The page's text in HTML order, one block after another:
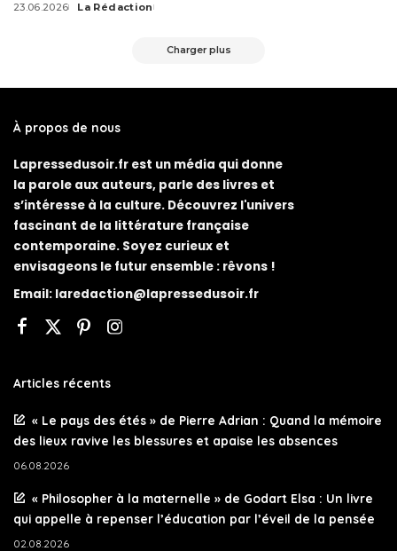
23.06.2026
Posted
La Rédaction
Charger plus
À propos de nous
Lapressedusoir.fr est un média qui donne
la parole aux auteurs, parle des livres et
s’intéresse à la culture. Découvrez l'univers
fascinant de la littérature française
contemporaine. Soyez curieux et
envisageons le futur ensemble : rêvons !
Email: laredaction@lapressedusoir.fr
Articles récents
« Le pays des étés » de Pierre Adrian : Quand la mémoire
des lieux ravive les blessures et apaise les absences
06.08.2026
« Philosopher à la maternelle » de Godart Elsa : Un livre
qui appelle à repenser l’éducation par l’éveil de la pensée
02.08.2026